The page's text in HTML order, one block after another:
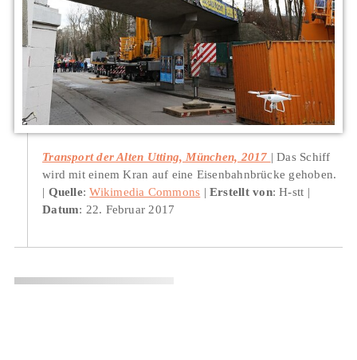
Transport der Alten Utting, München, 2017
Das Schiff
wird mit einem Kran auf eine Eisenbahnbrücke gehoben.
Quelle:Wikimedia Commons Erstellt von: H-stt
Datum: 22. Februar 2017